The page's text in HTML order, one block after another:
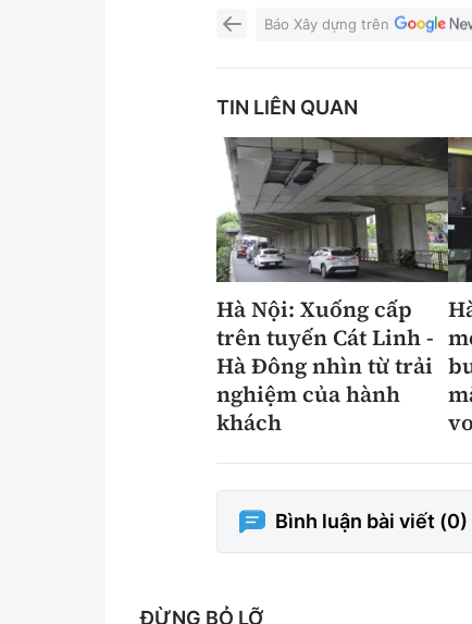
Báo Xây dựng trên
TIN LIÊN QUAN
Hà Nội: Xuống cấp
trên tuyến Cát Linh -
Hà Đông nhìn từ trải
nghiệm của hành
khách
Bình luận bài viết (0)
ĐỪNG BỎ LỠ